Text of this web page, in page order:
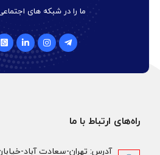
ما را در شبکه های
راه‌های ارتباط با ما
آدرس: تهران-سعادت آباد-